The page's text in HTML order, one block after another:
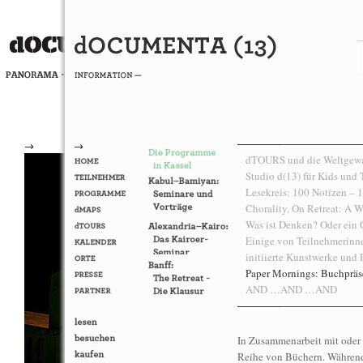
→ →
dTOURS und die
Studio d(13) für Kids und
Lesekreis: 100 Notizen –
Chorality, On Retreat: A
Was ist Denken? Oder ein
Einige von
initiierte Kunstwerke und
Paper Mornings:
AND …AND …AND
In Zusammenarbeit mit
Reihe von Büchern.